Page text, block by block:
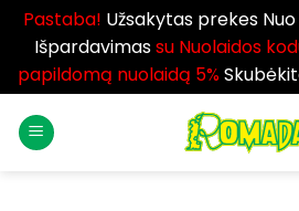
Pastaba! Užsakytas prekes
Išpardavimassu Nuolaidos
papildomą nuolaidą 5%